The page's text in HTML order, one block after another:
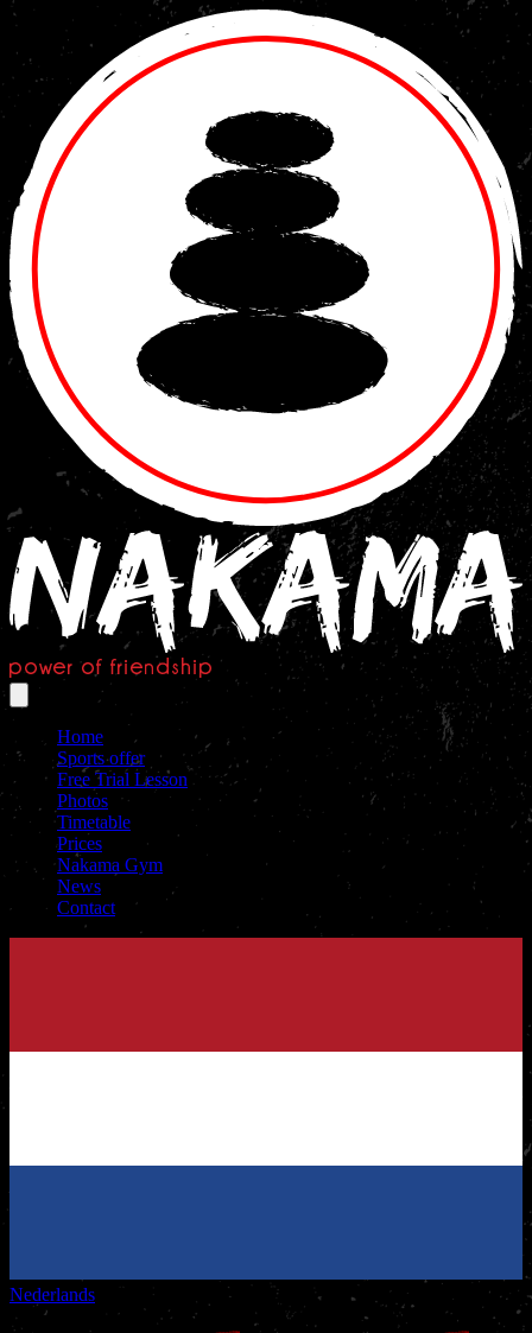
Home
Sports offer
Free Trial Lesson
Photos
Timetable
Prices
Nakama Gym
News
Contact
Nederlands